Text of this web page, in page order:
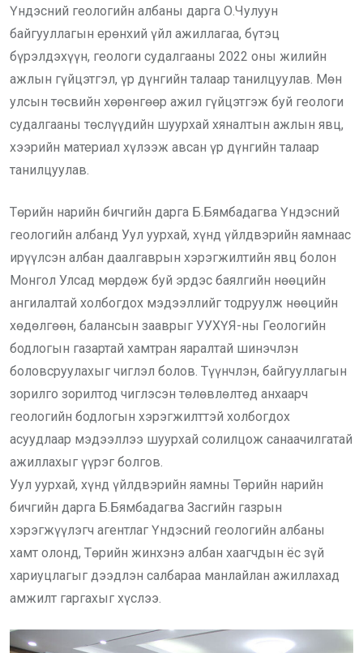
Үндэсний геологийн албаны дарга О.Чулуун
байгууллагын ерөнхий үйл ажиллагаа, бүтэц
бүрэлдэхүүн, геологи судалгааны 2022 оны жилийн
ажлын гүйцэтгэл, үр дүнгийн талаар танилцуулав. Мөн
улсын төсвийн хөрөнгөөр ажил гүйцэтгэж буй геологи
судалгааны төслүүдийн шуурхай хяналтын ажлын явц,
хээрийн материал хүлээж авсан үр дүнгийн талаар
танилцуулав.
Төрийн нарийн бичгийн дарга Б.Бямбадагва Үндэсний
геологийн албанд Уул уурхай, хүнд үйлдвэрийн яамнаас
ирүүлсэн албан даалгаврын хэрэгжилтийн явц болон
Монгол Улсад мөрдөж буй эрдэс баялгийн нөөцийн
ангилалтай холбогдох мэдээллийг тодруулж нөөцийн
хөдөлгөөн, балансын зааврыг УУХҮЯ-ны Геологийн
бодлогын газартай хамтран яаралтай шинэчлэн
боловсруулахыг чиглэл болов. Түүнчлэн, байгууллагын
зорилго зорилтод чиглэсэн төлөвлөлтөд анхаарч
геологийн бодлогын хэрэгжилттэй холбогдох
асуудлаар мэдээллээ шуурхай солилцож санаачилгатай
ажиллахыг үүрэг болгов.
Уул уурхай, хүнд үйлдвэрийн яамны Төрийн нарийн
бичгийн дарга Б.Бямбадагва Засгийн газрын
хэрэгжүүлэгч агентлаг Үндэсний геологийн албаны
хамт олонд, Төрийн жинхэнэ албан хаагчдын ёс зүй
хариуцлагыг дээдлэн салбараа манлайлан ажиллахад
амжилт гаргахыг хүслээ.